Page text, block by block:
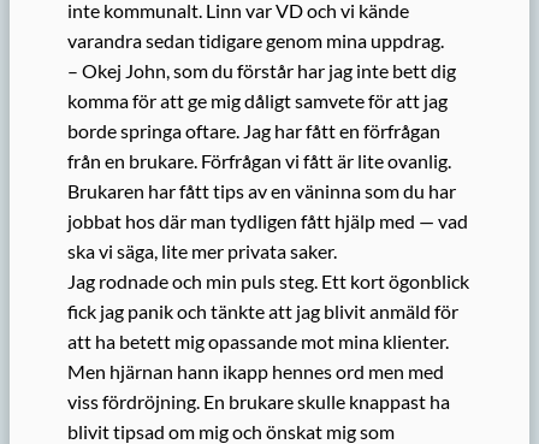
inte kommunalt. Linn var VD och vi kände
varandra sedan tidigare genom mina uppdrag.
– Okej John, som du förstår har jag inte bett dig
komma för att ge mig dåligt samvete för att jag
borde springa oftare. Jag har fått en förfrågan
från en brukare. Förfrågan vi fått är lite ovanlig.
Brukaren har fått tips av en väninna som du har
jobbat hos där man tydligen fått hjälp med — vad
ska vi säga, lite mer privata saker.
Jag rodnade och min puls steg. Ett kort ögonblick
fick jag panik och tänkte att jag blivit anmäld för
att ha betett mig opassande mot mina klienter.
Men hjärnan hann ikapp hennes ord men med
viss fördröjning. En brukare skulle knappast ha
blivit tipsad om mig och önskat mig som